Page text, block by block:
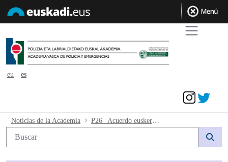
eu
es
P26_ Acuerdo euskera niveles II - avpe
Noticias de la Academia
Búsqueda web